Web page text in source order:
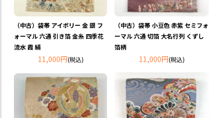
（中古）袋帯 アイボリー 金 銀 フ
ォーマル 六通 引き箔 金糸 四季花
流水 霞 絹
11,000円(税込)
（中古）袋帯 小豆色 赤紫 セミフォ
ーマル 六通 切箔 大名行列 くずし
箔柄
11,000円(税込)